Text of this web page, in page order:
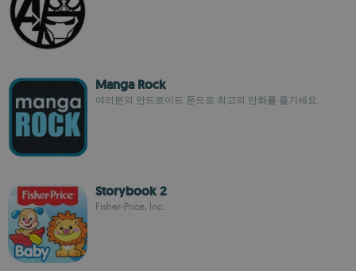
Manga Rock
여러분의 안드로이드 폰으로 최고의 만화를 즐기세요.
Storybook 2
Fisher-Price, Inc.